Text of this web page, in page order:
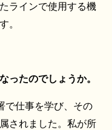
ラインで使用する機
。
たのでしょうか。
で仕事を学び、その
されました。私が所